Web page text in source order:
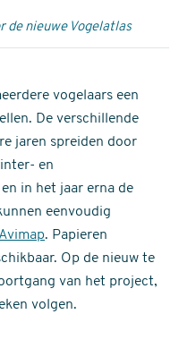
de nieuwe Vogelatlas
vogelaars een
De verschillende
jaren spreiden door
en
in het jaar erna de
eenvoudig
. Papieren
Op de nieuw te
van het project,
volgen.